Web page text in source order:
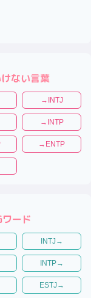
ない言葉
→ INTJ
→ INTP
→ ENTP
ード
INTJ →
INTP→
ESTJ →